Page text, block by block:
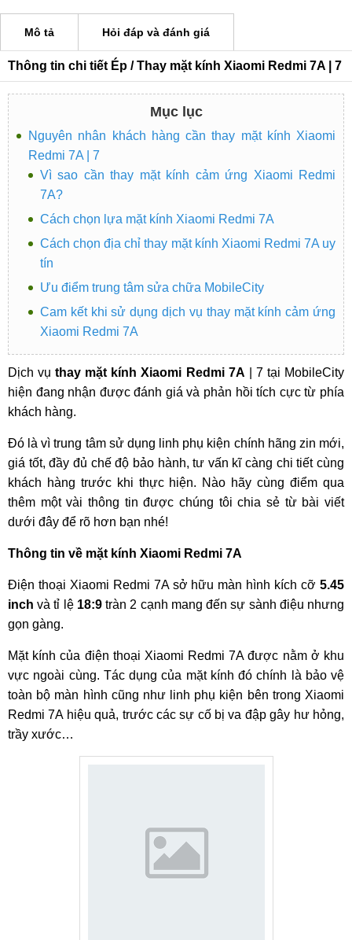
Mô tả Hỏi đáp và đánh giá
Thông tin chi tiết Ép / Thay mặt kính Xiaomi Redmi 7A | 7
Mục lục
Nguyên nhân khách hàng cần thay mặt kính Xiaomi
Redmi 7A | 7
Vì sao cần thay mặt kính cảm ứng Xiaomi Redmi
7A?
Cách chọn lựa mặt kính Xiaomi Redmi 7A
Cách chọn địa chỉ thay mặt kính Xiaomi Redmi 7A uy
tín
Ưu điểm trung tâm sửa chữa MobileCity
Cam kết khi sử dụng dịch vụ thay mặt kính cảm ứng
Xiaomi Redmi 7A
Dịch vụthay mặt kính Xiaomi Redmi 7A | 7 tại MobileCity
hiện đang nhận được đánh giá và phản hồi tích cực từ phía
khách hàng.
Đó là vì trung tâm sử dụng linh phụ kiện chính hãng zin mới,
giá tốt, đầy đủ chế độ bảo hành, tư vấn kĩ càng chi tiết cùng
khách hàng trước khi thực hiện. Nào hãy cùng điểm qua
thêm một vài thông tin được chúng tôi chia sẻ từ bài viết
dưới đây để rõ hơn bạn nhé!
Thông tin về mặt kính Xiaomi Redmi 7A
Điện thoại Xiaomi Redmi 7A sở hữu màn hình kích cỡ 5.45
inch và tỉ lệ 18:9tràn 2 cạnh mang đến sự sành điệu nhưng
gọn gàng.
Mặt kính của điện thoại Xiaomi Redmi 7A được nằm ở khu
vực ngoài cùng. Tác dụng của mặt kính đó chính là bảo vệ
toàn bộ màn hình cũng như linh phụ kiện bên trong Xiaomi
Redmi 7A hiệu quả, trước các sự cố bị va đập gây hư hỏng,
trầy xước…